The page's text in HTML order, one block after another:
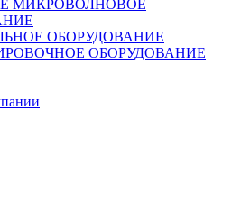
МИКРОВОЛНОВОЕ
ОБОРУДОВАНИЕ
ОБОРУДОВАНИЕ